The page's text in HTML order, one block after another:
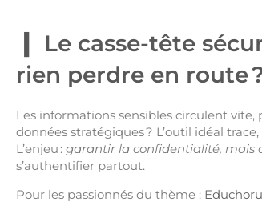
Le casse-tête
rien perdre en route
Les informations sensibles circulent
données stratégiques ? L’outil idéal
L’enjeu : garantir la confidentialité, mais
s’authentifier partout.
Pour les passionnés du thème :